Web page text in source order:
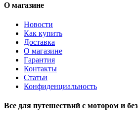
О магазине
Новости
Как купить
Доставка
О магазине
Гарантия
Контакты
Статьи
Конфиденциальность
Все для путешествий с мотором и без